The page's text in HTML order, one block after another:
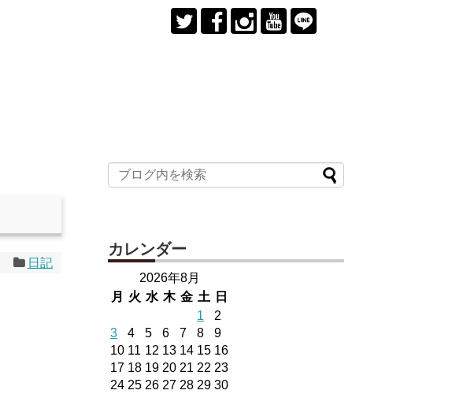
日記
カレンダー
2026年8月
月
火 水 木 金 土 日
1
2
3
4 5 6 7 8
9
10 11 12 13 14 15 16
17 18 19 20 21 22 23
24 25 26 27 28 29 30